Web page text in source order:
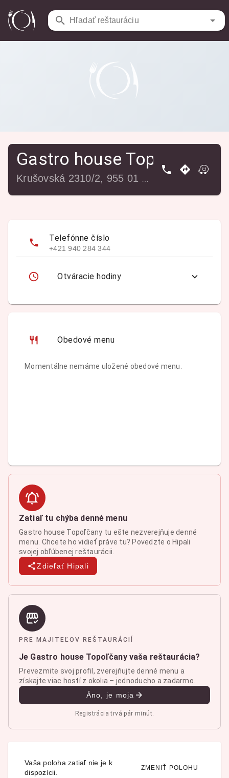
Hľadať reštauráciu
Reštaurácie / Gastro house Topoľčany
Gastro house Topoľčany
Telefónne číslo
+421 940 284 344
Otváracie hodiny
Obedové menu
Momentálne nemáme uložené obedové menu.
Zatiaľ tu chýba denné menu
Gastro house Topoľčany tu ešte nezverejňuje denné
menu. Chcete ho vidieť práve tu? Povedzte o Hipali
svojej obľúbenej reštaurácii.
Zdieľať Hipali
PRE MAJITEĽOV REŠTAURÁCIÍ
Je Gastro house Topoľčany vaša reštaurácia?
Prevezmite svoj profil, zverejňujte denné menu a
získajte viac hostí z okolia – jednoducho a zadarmo.
Áno, je moja
Registrácia trvá pár minút.
Vaša poloha zatiaľ nie je k
dispozícii.
ZMENIŤ POLOHU